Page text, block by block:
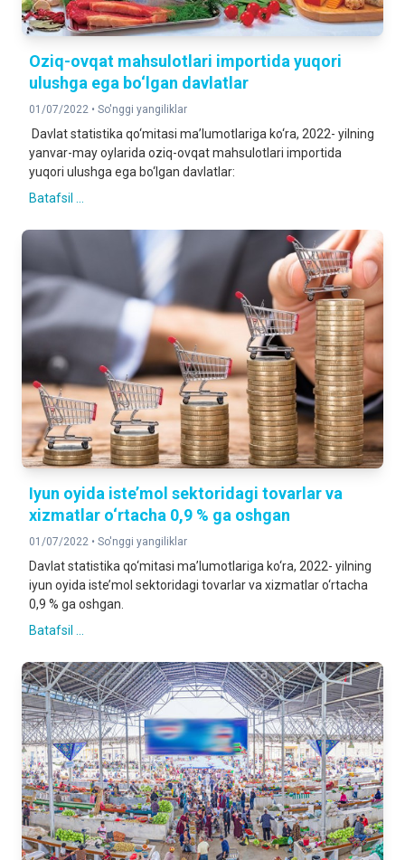
Oziq-ovqat mahsulotlari importida yuqori
ulushga ega bo‘lgan davlatlar
01/07/2022 • So'nggi yangiliklar
Davlat statistika qo‘mitasi ma’lumotlariga ko‘ra, 2022- yilning
yanvar-may oylarida oziq-ovqat mahsulotlari importida
yuqori ulushga ega bo‘lgan davlatlar:
Batafsil ...
Iyun oyida iste’mol sektoridagi tovarlar va
xizmatlar o‘rtacha 0,9 % ga oshgan
01/07/2022 • So'nggi yangiliklar
Davlat statistika qo‘mitasi ma’lumotlariga ko‘ra, 2022- yilning
iyun oyida iste’mol sektoridagi tovarlar va xizmatlar o‘rtacha
0,9 % ga oshgan.
Batafsil ...